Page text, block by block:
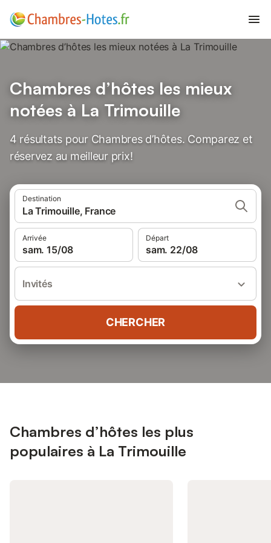
Chambres d’hôtes les mieux
notées à La Trimouille
4 résultats pour Chambres d’hôtes. Comparez et
réservez au meilleur prix!
Destination
La Trimouille, France
Arrivée
sam. 15/08
Départ
sam. 22/08
Invités
CHERCHER
Chambres d’hôtes les plus
populaires à La Trimouille